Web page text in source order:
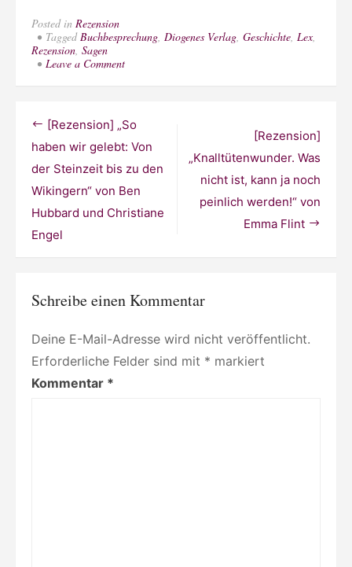
Posted in Rezension
TaggedBuchbesprechung, Diogenes Verlag, Geschichte, Lex,
Rezension, Sagen
Leave a Commenton
B.
Schmidt
Beitragsnavigation
[Rezension]
„Knalltütenwunder. Was
nicht ist, kann ja noch
peinlich werden!“ von
Emma Flint
[Rezension] „So
haben wir gelebt: Von
der Steinzeit bis zu den
Wikingern“ von Ben
Hubbard und Christiane
Engel
Schreibe einen Kommentar
Deine E-Mail-Adresse wird nicht veröffentlicht.
Erforderliche Felder sind mit * markiert
Kommentar *